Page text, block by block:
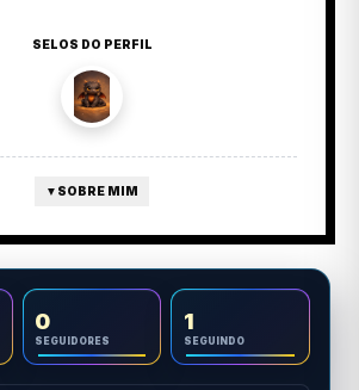
SELOS DO PERFIL
▼ SOBRE MIM
0
SEGUIDORES
1
SEGUINDO